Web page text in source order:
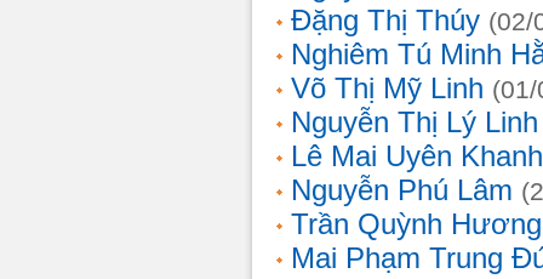
Đặng Thị Thúy (02/
Nghiêm Tú Minh
Võ Thị Mỹ Linh
Nguyễn Thị Lý Linh
Lê Mai Uyên Khanh
Nguyễn Phú Lâm
Trần Quỳnh Hương
Mai Phạm Trung